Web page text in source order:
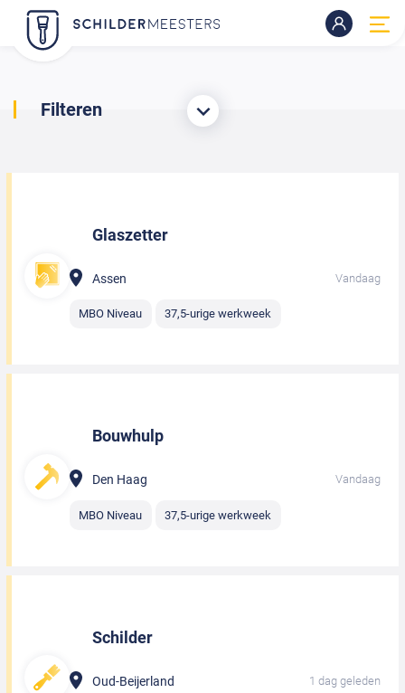
Filteren
Glaszetter
Assen Vandaag
MBO Niveau 37,5-urige werkweek
Bouwhulp
Den Haag Vandaag
MBO Niveau 37,5-urige werkweek
Schilder
Oud-Beijerland 1 dag geleden